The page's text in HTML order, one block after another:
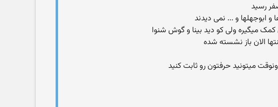
رسید
و ابوجهلها و ... نمی دیدند
کمک میگیره ولی کو دید بینا و گوش شنوا